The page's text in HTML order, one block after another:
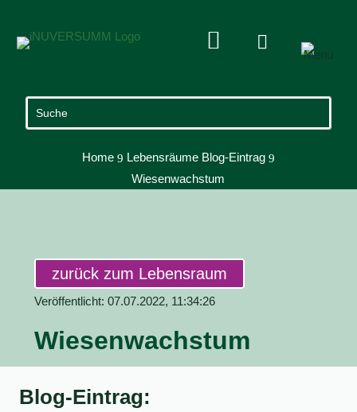
 
Home 9 Lebensräume Blog-Eintrag 9
Wiesenwachstum
zurück zum Lebensraum
Veröffentlicht: 07.07.2022, 11:34:26
Wiesenwachstum
Blog-Eintrag: